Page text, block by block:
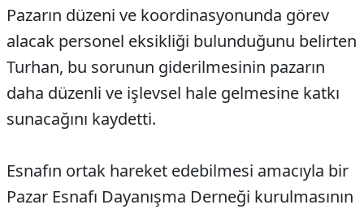
Pazarın düzeni ve koordinasyonunda görev
alacak personel eksikliği bulunduğunu belirten
Turhan, bu sorunun giderilmesinin pazarın
daha düzenli ve işlevsel hale gelmesine katkı
sunacağını kaydetti.
Esnafın ortak hareket edebilmesi amacıyla bir
Pazar Esnafı Dayanışma Derneği kurulmasının